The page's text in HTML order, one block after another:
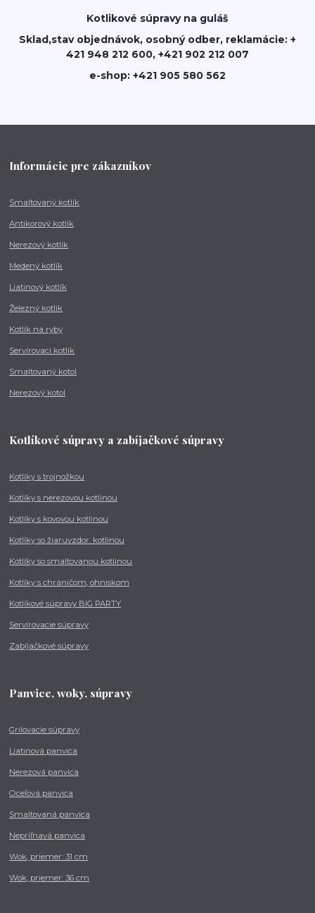
Kotlikové súpravy na guláš
Sklad,stav objednávok, osobný odber, reklamácie: +
421 948 212 600, +421 902 212 007
e-shop: +421 905 580 562
Informácie pre zákazníkov
Smaltovaný kotlík
Antikorový kotlík
Nerezový kotlík
Medený kotlík
Liatinový kotlík
Železný kotlík
Kotlík na ryby
Servírovací kotlík
Smaltovaný kotol
Nerezový kotol
Kotlíkové súpravy a zabíjačkové súpravy
Kotlíky s trojnožkou
Kotlíky s nerezovou kotlinou
Kotlíky s kovovou kotlinou
Kotlíky so žiaruvzdor. kotlinou
Kotlíky so smaltovanou kotlinou
Kotlíky s chráničom, ohniskom
Kotlíkové súpravy BIG PARTY
Servírovacie súpravy
Zabíjačkové súpravy
Panvice, woky, súpravy
Grilovacie súpravy
Liatinová panvica
Nerezová panvica
Oceľová panvica
Smaltovaná panvica
Nepriľnavá panvica
Wok, priemer: 31 cm
Wok, priemer: 36 cm